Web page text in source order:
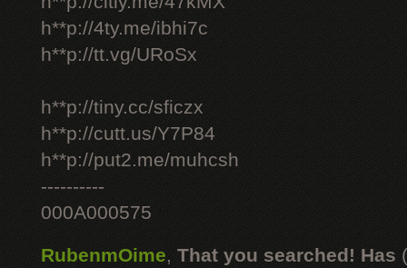
h**p://4ty.me/ibhi7c
h**p://tt.vg/URoSx
h**p://tiny.cc/sficzx
h**p://cutt.us/Y7P84
h**p://put2.me/muhcsh
----------
000A000575
RubenmOime, That you searched! Has